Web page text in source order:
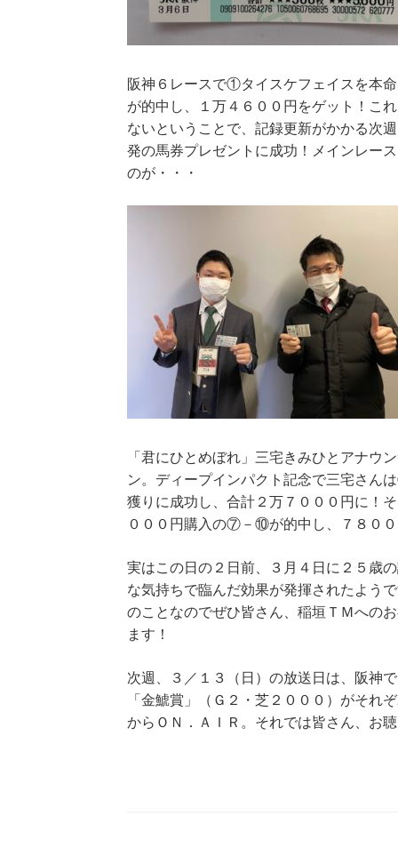
阪神６レースで①タイスケフェイスを本
が的中し、１万４６００円をゲット！こ
ないということで、記録更新がかかる次
発の馬券プレゼントに成功！メインレー
のが・・・
「君にひとめぼれ」三宅きみひとアナウ
ン。ディープインパクト記念で三宅さん
獲りに成功し、合計２万７０００円に！
０００円購入の⑦－⑩が的中し、７８０
実はこの日の２日前、３月４日に２５歳
な気持ちで臨んだ効果が発揮されたよう
のことなのでぜひ皆さん、稲垣ＴＭへの
ます！
次週、３／１３（日）の放送日は、阪神
「金鯱賞」（Ｇ２・芝２０００）がそれ
からＯＮ．ＡＩＲ。それでは皆さん、お